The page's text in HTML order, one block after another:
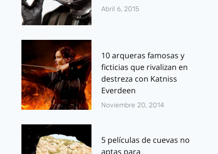
Abril 6, 2015
10 arqueras famosas y
ficticias que rivalizan en
destreza con Katniss
Everdeen
Noviembre 20, 2014
5 películas de cuevas no
aptas para